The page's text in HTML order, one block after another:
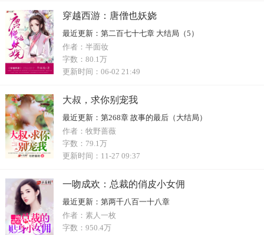
穿越西游：唐僧也妖娆
最近更新： 第二百七十七章 大结局（5）
作者： 半面妆
字数： 80.1万
更新时间： 06-02 21:49
大叔，求你别宠我
最近更新： 第268章 故事的最后（大结局）
作者： 牧野蔷薇
字数： 79.1万
更新时间： 11-27 09:37
一吻成欢：总裁的俏皮小女佣
最近更新： 第两千八百一十八章
作者： 素人一枚
字数： 950.4万